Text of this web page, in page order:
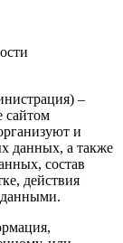
–
сайтом
и
данных, а также
состав
действия